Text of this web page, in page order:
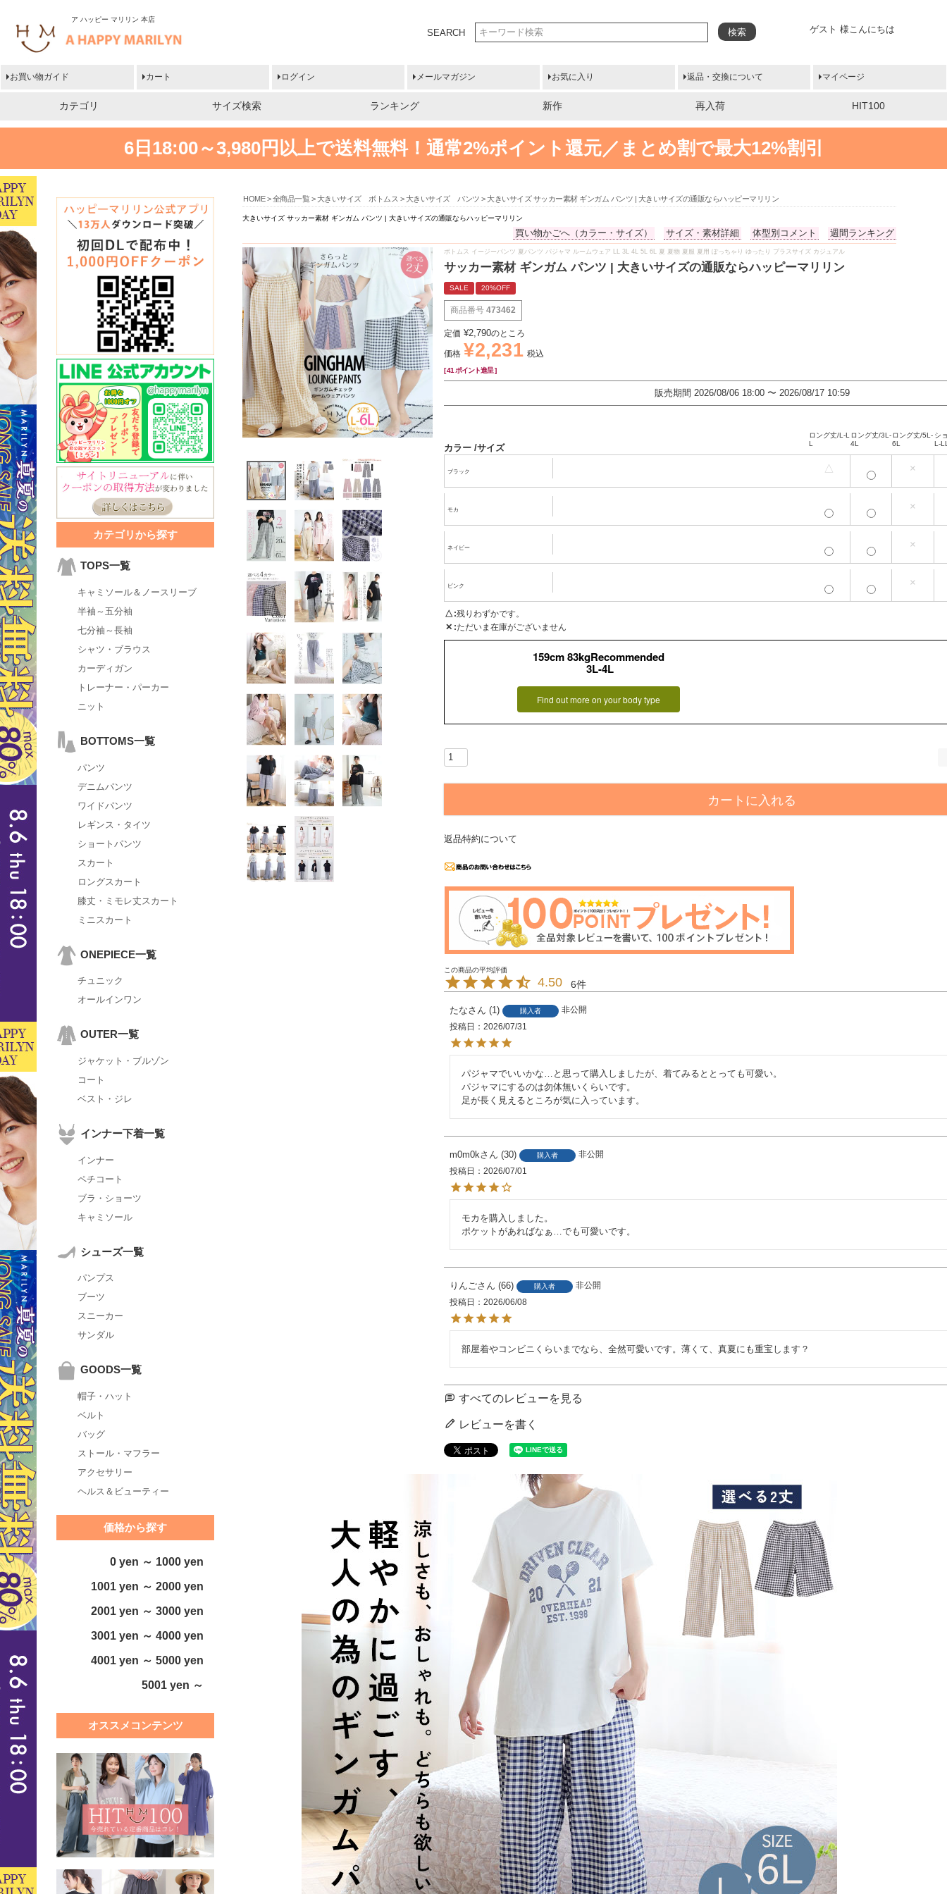
ア ハッピー マリリン 本店
ゲスト 様こんにちは
SEARCH 検索
お買い物ガイド カート ログイン メールマガジン お気に入り 返品・交換について マイページ
カテゴリ サイズ検索 ランキング 新作 再入荷 HIT100
6日18:00～3,980円以上で送料無料！ 通常2%ポイント還元／まとめ割で最大12%割引
カテゴリから探す
TOPS一覧
キャミソール＆ノースリーブ
半袖～五分袖
七分袖～長袖
シャツ・ブラウス
カーディガン
トレーナー・パーカー
ニット
BOTTOMS一覧
パンツ
デニムパンツ
ワイドパンツ
レギンス・タイツ
ショートパンツ
スカート
ロングスカート
膝丈・ミモレ丈スカート
ミニスカート
ONEPIECE一覧
チュニック
オールインワン
OUTER一覧
ジャケット・ブルゾン
コート
ベスト・ジレ
インナー下着一覧
インナー
ペチコート
ブラ・ショーツ
キャミソール
シューズ一覧
パンプス
ブーツ
スニーカー
サンダル
GOODS一覧
帽子・ハット
ベルト
バッグ
ストール・マフラー
アクセサリー
ヘルス＆ビューティー
価格から探す
0 yen ～ 1000 yen
1001 yen ～ 2000 yen
2001 yen ～ 3000 yen
3001 yen ～ 4000 yen
4001 yen ～ 5000 yen
5001 yen ～
オススメコンテンツ
HOME 全商品一覧 大きいサイズ ボトムス 大きいサイズ パンツ 大きいサイズ サッカー素材 ギンガム パンツ | 大きいサイズの通販ならハッピーマリリン
大きいサイズ サッカー素材 ギンガム パンツ | 大きいサイズの通販ならハッピーマリリン
買い物かごへ（カラー・サイズ） サイズ・素材詳細 体型別コメント 週間ランキング
ボトムス イージーパンツ 夏パンツ パジャマ ルームウェア LL 3L 4L 5L 6L 夏 夏物 夏服 夏用 ぽっちゃり ゆったり プラスサイズ カジュアル
サッカー素材 ギンガム パンツ | 大きいサイズの通販ならハッピーマリリン
SALE 20%OFF
商品番号 473462
定価 ¥2,790のところ
価格 ¥2,231 税込
[41 ポイント進呈 ]
販売期間 2026/08/06 18:00 〜 2026/08/17 10:59
カラー サイズ
ブラック
ロング丈/L-L
L
△
ロング丈/3L-
4L
ロング丈/5L-
6L
×
シ
L-
モカ
ロング丈/L-L
ロング丈/3L-
ロング丈/5L-
×
ネイビー
ロング丈/L-L
ロング丈/3L-
ロング丈/5L-
×
ピンク
ロング丈/L-L
ロング丈/3L-
ロング丈/5L-
×
△ 残りわずかです。
✕ ただいま在庫がございません
159cm 83kgRecommended
3L-4L
Find out more on your body type
カートに入れる
返品特約について
4.50 6
たな 1 購入者
非公開
投稿日
2026/07/31
パジャマでいいかな…と思って購入しましたが、着てみるととっても可愛い。
パジャマにするのは勿体無いくらいです。
足が長く見えるところが気に入っています。
m0m0k 30 購入者
非公開
投稿日
2026/07/01
モカを購入しました。
ポケットがあればなぁ…でも可愛いです。
りんご 66 購入者
非公開
投稿日
2026/06/08
部屋着やコンビニくらいまでなら、全然可愛いです。薄くて、真夏にも重宝します？
すべてのレビューを見る
レビューを書く